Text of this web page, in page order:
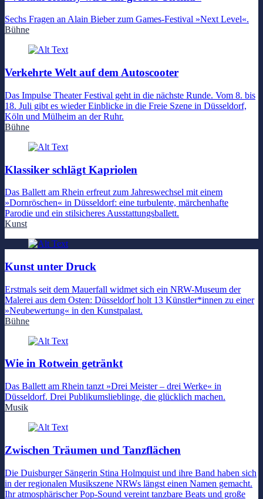
Sechs Fragen an Alain Bieber zum Games-Festival »Next Level«.
Bühne
Verkehrte Welt auf dem Autoscooter
Das Impulse Theater Festival geht in die nächste Runde. Vom 8. bis
18. Juli gibt es wieder Einblicke in die Freie Szene in Düsseldorf,
Köln und Mülheim an der Ruhr.
Bühne
Klassiker schlägt Kapriolen
Das Ballett am Rhein erfreut zum Jahreswechsel mit einem
»Dornröschen« in Düsseldorf: eine turbulente, märchenhafte
Parodie und ein stilsicheres Ausstattungsballett.
Kunst
Kunst unter Druck
Erstmals seit dem Mauerfall widmet sich ein NRW-Museum der
Malerei aus dem Osten: Düsseldorf holt 13 Künstler*innen zu einer
»Neubewertung« in den Kunstpalast.
Bühne
Wie in Rotwein getränkt
Das Ballett am Rhein tanzt »Drei Meister – drei Werke« in
Düsseldorf. Drei Publikumslieblinge, die glücklich machen.
Musik
Zwischen Träumen und Tanzflächen
Die Duisburger Sängerin Stina Holmquist und ihre Band haben sich
in der regionalen Musikszene NRWs längst einen Namen gemacht.
Ihr atmosphärischer Pop-Sound vereint tanzbare Beats und große